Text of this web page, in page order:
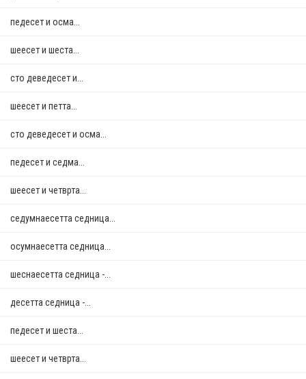
педесет и осма...
шеесет и шеста...
сто деведесет и...
шеесет и петта...
сто деведесет и осма...
педесет и седма...
шеесет и четврта...
седумнаесетта седница...
осумнaесетта седница...
шеснаесетта седница -...
десетта седница -...
педесет и шеста...
шеесет и четврта...